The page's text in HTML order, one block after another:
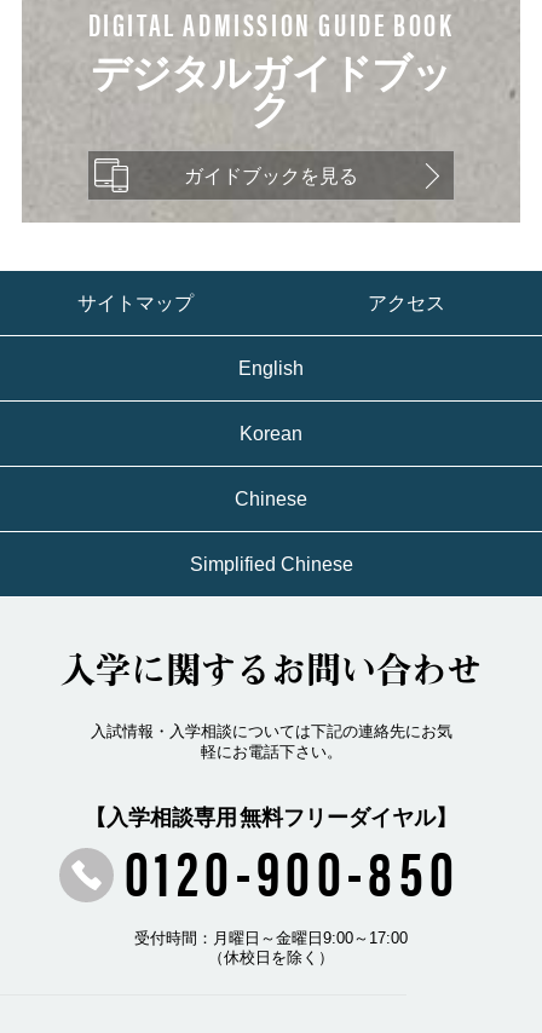
DIGITAL ADMISSION GUIDE BOOK
デジタルガイドブッ
ク
ガイドブックを見る
サイトマップ アクセス
English
Korean
Chinese
Simplified Chinese
入学に関するお問い合わせ
入試情報・入学相談については下記の連絡先にお気
軽にお電話下さい。
0120-900-850
【入学相談専用 無料フリーダイヤル】
受付時間：月曜日～金曜日9:00～17:00
（休校日を除く）